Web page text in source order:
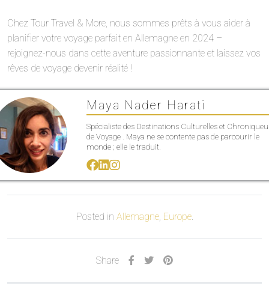
Chez Tour Travel & More, nous sommes prêts à vous aider à
planifier votre voyage parfait en Allemagne en 2024 –
rejoignez-nous dans cette aventure passionnante et laissez vos
rêves de voyage devenir réalité !
Maya Nader Harati
Spécialiste des Destinations Culturelles et
de Voyage . Maya ne se contente pas de parcourir le
monde ; elle le traduit.
Posted in Allemagne, Europe.
Share